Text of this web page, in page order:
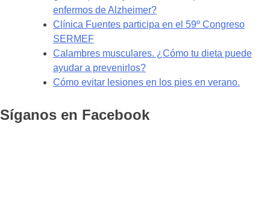
enfermos de Alzheimer?
Clínica Fuentes participa en el 59º Congreso
SERMEF
Calambres musculares. ¿Cómo tu dieta puede
ayudar a prevenirlos?
Cómo evitar lesiones en los pies en verano.
Síganos en Facebook